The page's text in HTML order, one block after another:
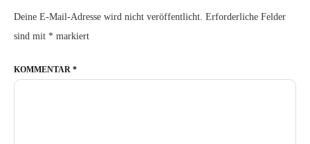
Deine E-Mail-Adresse wird nicht veröffentlicht. Erforderliche Felder
sind mit * markiert
KOMMENTAR *